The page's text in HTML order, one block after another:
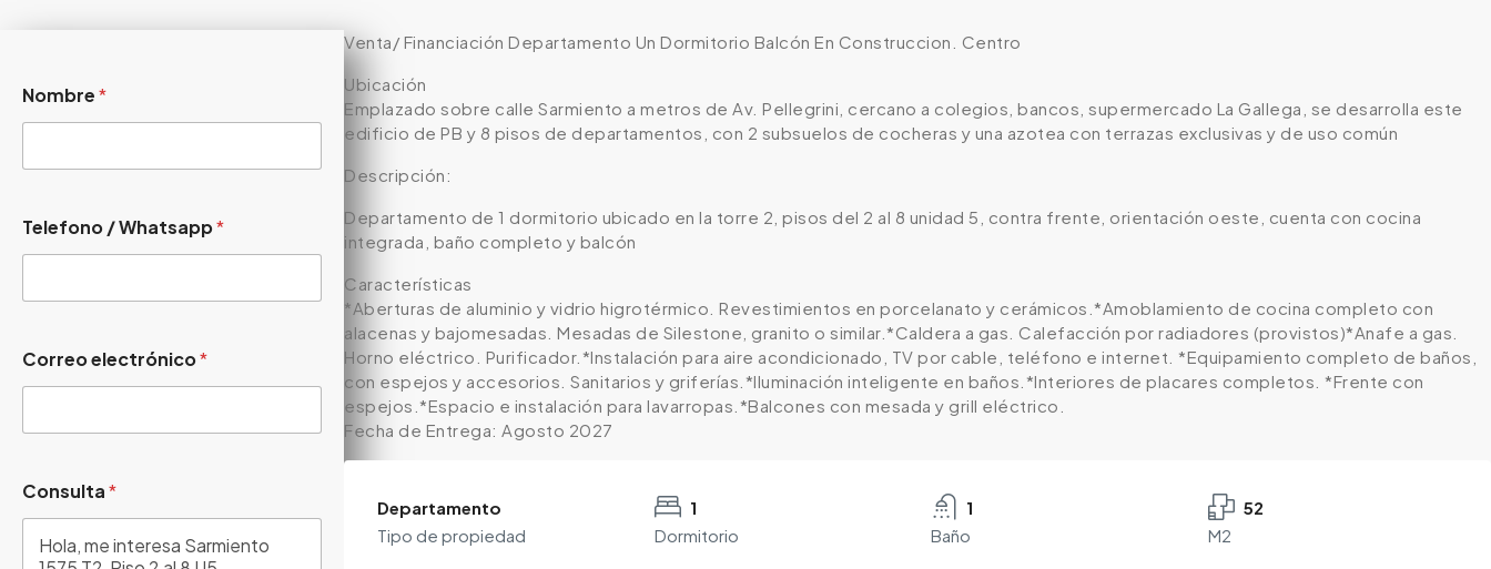
Nombre*
Telefono / Whatsapp*
Correo electrónico*
Consulta*
Venta/ Financiación Departamento Un Dormitorio Balcón En Construccion. Centro
Ubicación
Emplazado sobre calle Sarmiento a metros de Av. Pellegrini, cercano a colegios, bancos, supermercado La Gallega, se desarrolla este
edificio de PB y 8 pisos de departamentos, con 2 subsuelos de cocheras y una azotea con terrazas exclusivas y de uso común
Descripción:
Departamento de 1 dormitorio ubicado en la torre 2, pisos del 2 al 8 unidad 5, contra frente, orientación oeste, cuenta con cocina
integrada, baño completo y balcón
Características
*Aberturas de aluminio y vidrio higrotérmico. Revestimientos en porcelanato y cerámicos.*Amoblamiento de cocina completo con
alacenas y bajomesadas. Mesadas de Silestone, granito o similar.*Caldera a gas. Calefacción por radiadores (provistos)*Anafe a gas.
Horno eléctrico. Purificador.*Instalación para aire acondicionado, TV por cable, teléfono e internet. *Equipamiento completo de baños,
con espejos y accesorios. Sanitarios y griferías.*Iluminación inteligente en baños.*Interiores de placares completos. *Frente con
espejos.*Espacio e instalación para lavarropas.*Balcones con mesada y grill eléctrico.
Fecha de Entrega: Agosto 2027
Departamento
Tipo de propiedad
1
Dormitorio
1
Baño
52
M2